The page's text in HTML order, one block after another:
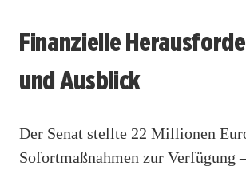
Finanzielle
und Ausblick
Der Senat stellte 22 Millionen
Sofortmaßnahmen zur Verfügung